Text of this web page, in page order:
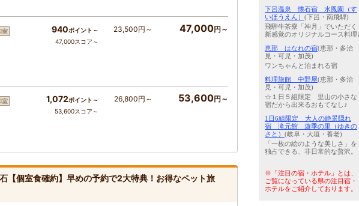
室 940ポイント～
47,000スコア～
23,500円～ 47,000円～
室 1,072ポイント～
53,600スコア～
26,800円～ 53,600円～
【個室食確約】早めの予約で2大特典！お得なペット旅
下呂温泉 懐石宿 水鳳園（す
いほうえん） (下呂・南飛騨)
飛騨牛茶寮「神月」でいただく
新感覚のオリジナルコース料理
恵那 はなれの宿(恵那・多治
見・可児・加茂)
ワンちゃんと泊まれる宿
料理旅館 中野屋(恵那・多治
見・可児・加茂)
☆１日５組限定 里山の小さな
宿だから出来るおもてなし♪
1日6組限定 大人の絶景隠れ
宿 滝元館 遊季の里（ゆきの
さと） (岐阜・大垣・養老)
「一枚の絵のような美しさ」を
独占できる、非日常的な贅沢。
※「注目の宿・ホテル」とは、
ご覧になっている県の注目宿・
ホテルをご紹介しております。